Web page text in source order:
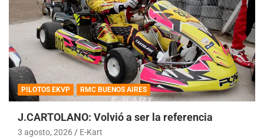
PILOTOS EKVP RMC BUENOS AIRES
J.CARTOLANO: Volvió a ser la referencia
3 agosto, 2026 E-Kart